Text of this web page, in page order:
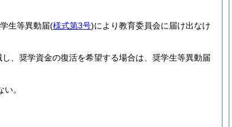
生等異動届(様式第3号)により教育委員会に届け出なけ
、奨学資金の復活を希望する場合は、奨学生等異動届
。